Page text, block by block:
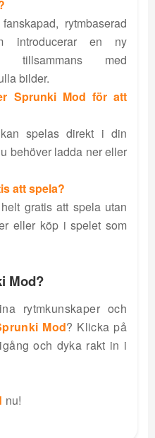
rytmbaserad
introducerar en ny
tillsammans med
bilder.
Sprunki Mod för att
kan spelas direkt i din
behöver ladda ner eller
att spela?
gratis att spela utan
eller köp i spelet som
Mod?
rytmkunskaper och
Mod? Klicka på
och dyka rakt in i
nu!